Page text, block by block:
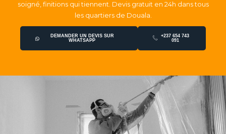
soigné, finitions qui tiennent. Devis gratuit en 24h dans tous
les quartiers de Douala.
DEMANDER UN DEVIS SUR
WHATSAPP
+237 654 743
091